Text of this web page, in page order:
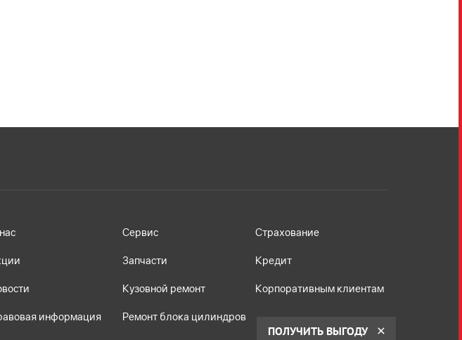
информация
Сервис
Запчасти
Кузовной ремонт
Ремонт блока цилиндров
Страхование
Кредит
Корпоративным клиентам
ПОЛУЧИТЬ ВЫГОДУ